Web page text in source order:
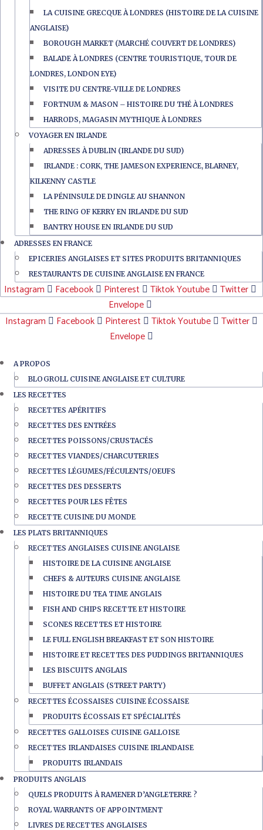
LA CUISINE GRECQUE À LONDRES (HISTOIRE DE LA CUISINE
ANGLAISE)
BOROUGH MARKET (MARCHÉ COUVERT DE LONDRES)
BALADE À LONDRES (CENTRE TOURISTIQUE, TOUR DE
LONDRES, LONDON EYE)
VISITE DU CENTRE-VILLE DE LONDRES
FORTNUM & MASON – HISTOIRE DU THÉ À LONDRES
HARRODS, MAGASIN MYTHIQUE À LONDRES
VOYAGER EN IRLANDE
ADRESSES À DUBLIN (IRLANDE DU SUD)
IRLANDE : CORK, THE JAMESON EXPERIENCE, BLARNEY,
KILKENNY CASTLE
LA PÉNINSULE DE DINGLE AU SHANNON
THE RING OF KERRY EN IRLANDE DU SUD
BANTRY HOUSE EN IRLANDE DU SUD
ADRESSES EN FRANCE
EPICERIES ANGLAISES ET SITES PRODUITS BRITANNIQUES
RESTAURANTS DE CUISINE ANGLAISE EN FRANCE
Instagram Facebook Pinterest TiktokYoutube
Twitter
Envelope
Instagram
Facebook Pinterest TiktokYoutube
Twitter
Envelope
A PROPOS
BLOGROLL CUISINE ANGLAISE ET CULTURE
LES RECETTES
RECETTES APÉRITIFS
RECETTES DES ENTRÉES
RECETTES POISSONS/CRUSTACÉS
RECETTES VIANDES/CHARCUTERIES
RECETTES LÉGUMES/FÉCULENTS/OEUFS
RECETTES DES DESSERTS
RECETTES POUR LES FÊTES
RECETTE CUISINE DU MONDE
LES PLATS BRITANNIQUES
RECETTES ANGLAISES CUISINE ANGLAISE
HISTOIRE DE LA CUISINE ANGLAISE
CHEFS & AUTEURS CUISINE ANGLAISE
HISTOIRE DU TEA TIME ANGLAIS
FISH AND CHIPS RECETTE ET HISTOIRE
SCONES RECETTES ET HISTOIRE
LE FULL ENGLISH BREAKFAST ET SON HISTOIRE
HISTOIRE ET RECETTES DES PUDDINGS BRITANNIQUES
LES BISCUITS ANGLAIS
BUFFET ANGLAIS (STREET PARTY)
RECETTES ÉCOSSAISES CUISINE ÉCOSSAISE
PRODUITS ÉCOSSAIS ET SPÉCIALITÉS
RECETTES GALLOISES CUISINE GALLOISE
RECETTES IRLANDAISES CUISINE IRLANDAISE
PRODUITS IRLANDAIS
PRODUITS ANGLAIS
QUELS PRODUITS À RAMENER D’ANGLETERRE ?
ROYAL WARRANTS OF APPOINTMENT
LIVRES DE RECETTES ANGLAISES